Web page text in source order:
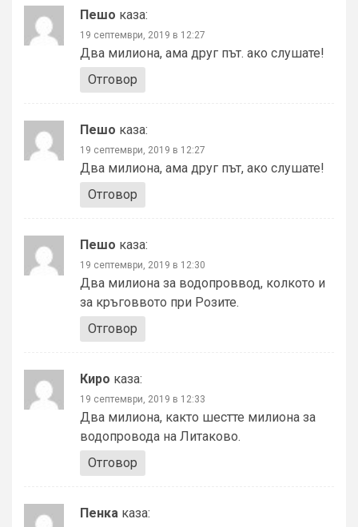
Пешо каза:
19 септември, 2019 в 12:27
Два милиона, ама друг път. ако слушате!
Отговор
Пешо каза:
19 септември, 2019 в 12:27
Два милиона, ама друг път, ако слушате!
Отговор
Пешо каза:
19 септември, 2019 в 12:30
Два милиона за водопроввод, колкото и
за кръговвото при Розите.
Отговор
Киро каза:
19 септември, 2019 в 12:33
Два милиона, както шестте милиона за
водопровода на Литаково.
Отговор
Пенка каза: